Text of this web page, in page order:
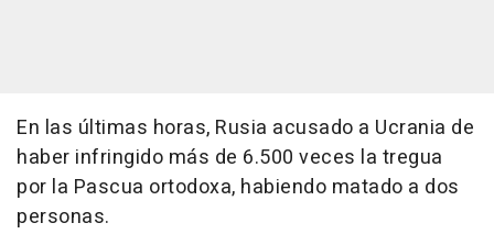
En las últimas horas, Rusia acusado a Ucrania de
haber infringido más de 6.500 veces la tregua
por la Pascua ortodoxa, habiendo matado a dos
personas.